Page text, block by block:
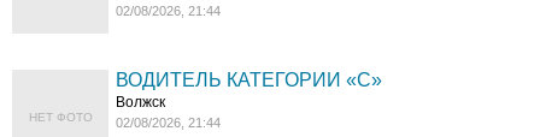
02/08/2026, 21:44
НЕТ ФОТО
ВОДИТЕЛЬ КАТЕГОРИИ «C»
Волжск
02/08/2026, 21:44